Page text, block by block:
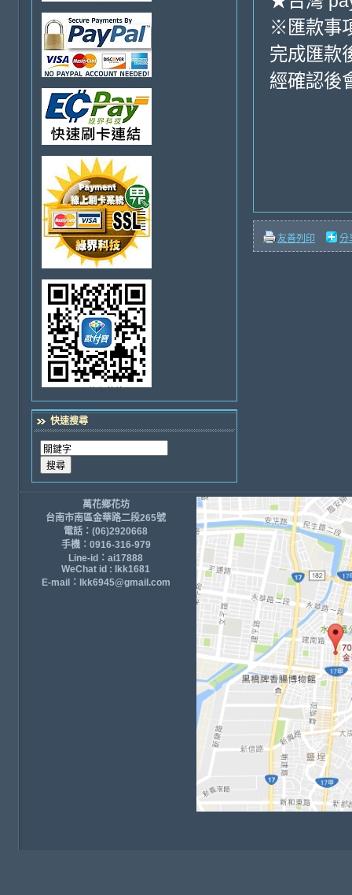
快速搜尋
※匯款事
完成匯款
經確認後
友善列印 分
萬花鄉花坊
台南市南區金華路二段265號
電話：(06)2920668
手機：0916-316-979
Line-id：ai17888
WeChat id : lkk1681
E-mail：lkk6945@gmail.com